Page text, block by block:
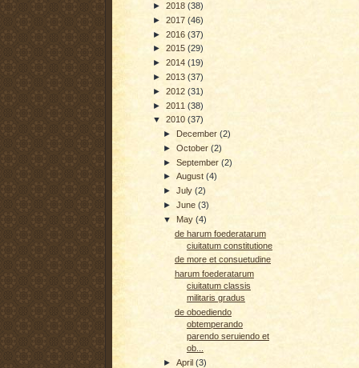
► 2018 (38)
► 2017 (46)
► 2016 (37)
► 2015 (29)
► 2014 (19)
► 2013 (37)
► 2012 (31)
► 2011 (38)
▼ 2010 (37)
► December(2)
►October(2)
►September(2)
►August(4)
►July(2)
►June(3)
▼ May(4)
de harum foederatarum
ciuitatum constitutione
de more et consuetudine
harum foederatarum
ciuitatum classis
militaris gradus
de oboediendo
obtemperando
parendo seruiendo et
ob...
►April(3)